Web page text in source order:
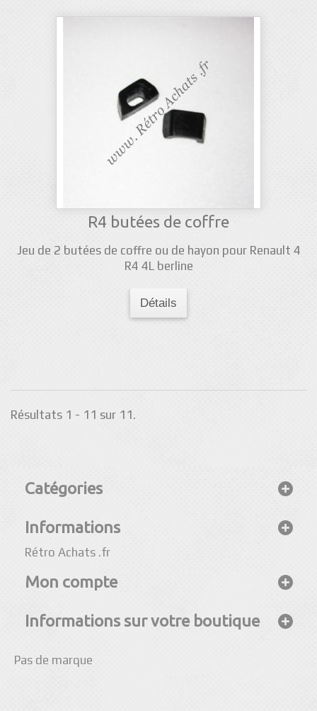
R4 butées de coffre
Jeu de 2 butées de coffre ou de hayon pour Renault 4
R4 4L berline
Détails
Résultats 1 - 11 sur 11.
Catégories
Informations
Rétro Achats .fr
Mon compte
Informations sur votre boutique
Pas de marque